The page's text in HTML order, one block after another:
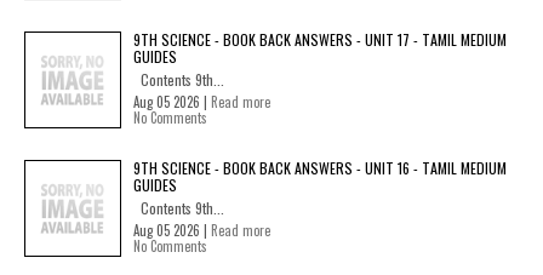
9TH SCIENCE - BOOK BACK ANSWERS - UNIT 17 - TAMIL MEDIUM
GUIDES
Contents 9th...
Aug 05 2026 | Read more
No Comments
9TH SCIENCE - BOOK BACK ANSWERS - UNIT 16 - TAMIL MEDIUM
GUIDES
Contents 9th...
Aug 05 2026 | Read more
No Comments